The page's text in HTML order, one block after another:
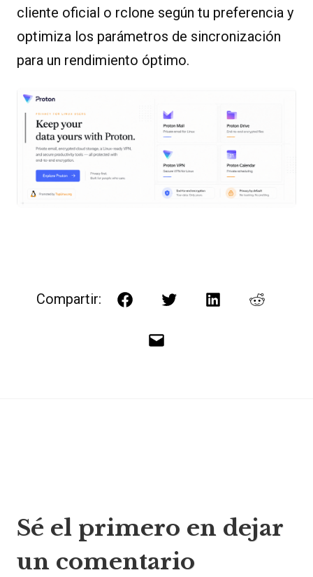
cliente oficial o rclone según tu preferencia y
optimiza los parámetros de sincronización
para un rendimiento óptimo.
Compartir: FacebookTwitterLinkedInReddit
Correo
de
Sé el primero en dejar
un comentario